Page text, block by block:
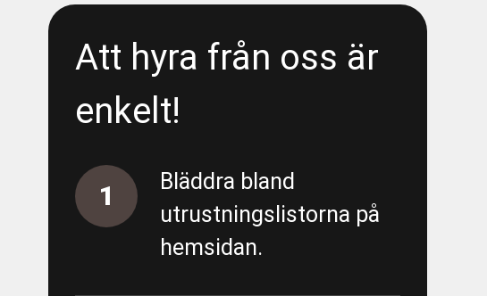
Att hyra från oss är
enkelt!
1
Bläddra bland
utrustningslistorna på
hemsidan.